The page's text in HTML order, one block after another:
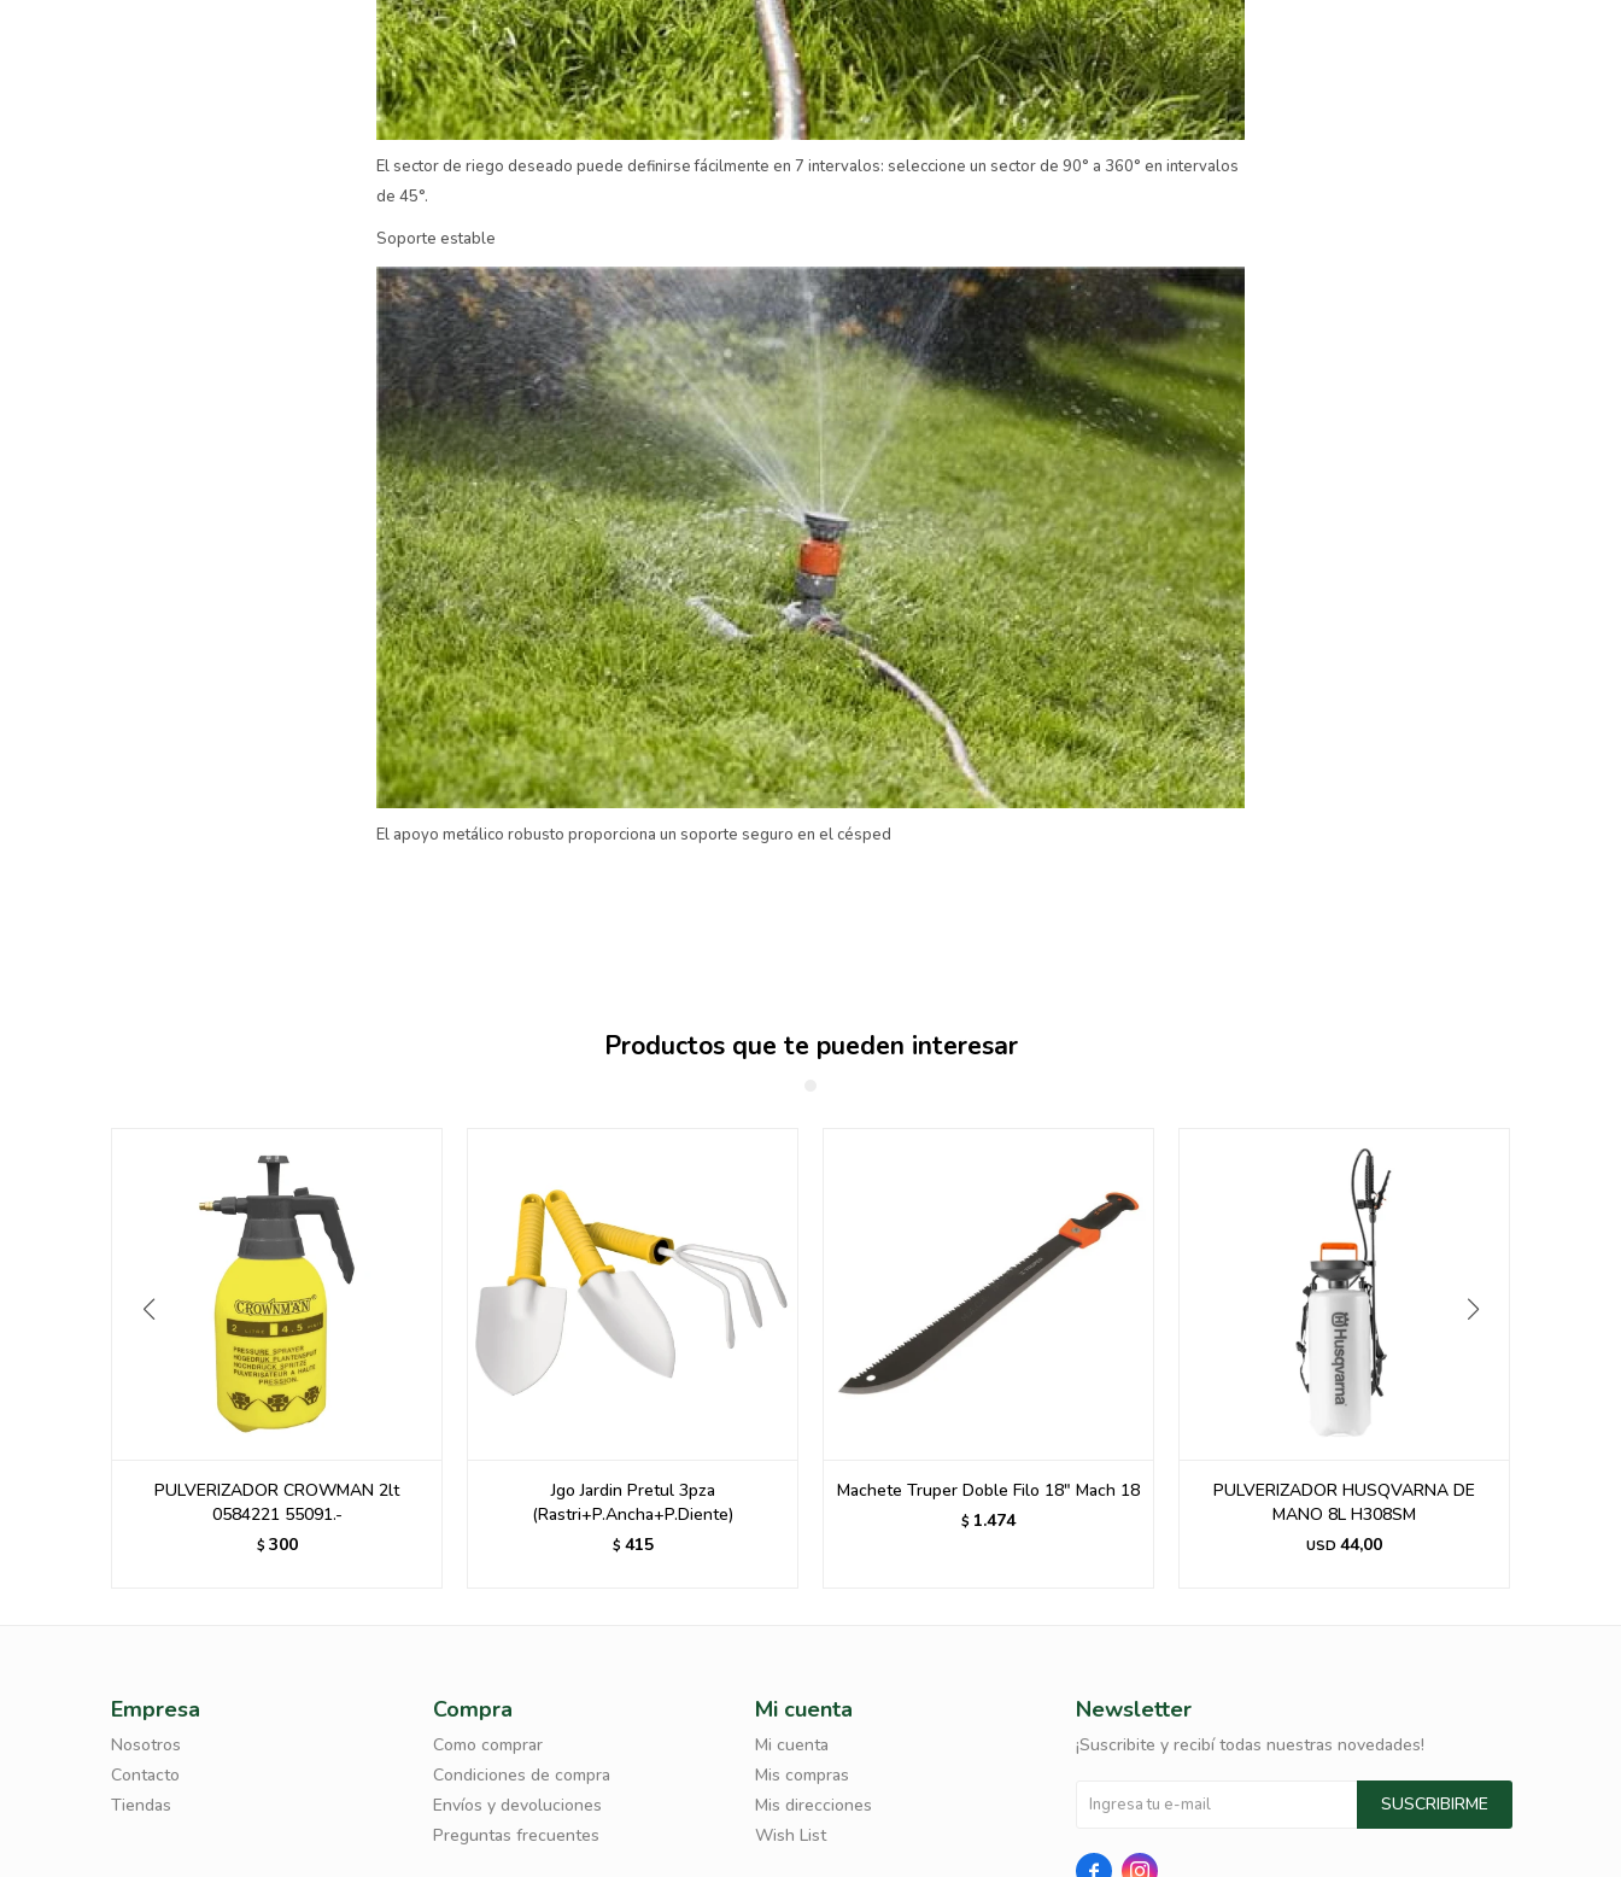
El sector de riego deseado puede definirse fácilmente en 7 intervalos: seleccione un sector de 90° a 360° en intervalos
de 45°.
Soporte estable
El apoyo metálico robusto proporciona un soporte seguro en el césped
Productos que te pueden interesar
PULVERIZADOR CROWMAN 2lt
0584221 55091.-
$ 300
Jgo Jardin Pretul 3pza
(Rastri+P.Ancha+P.Diente)
$ 415
Machete Truper Doble Filo 18" Mach 18
$ 1.474
PULVERIZADOR HUSQVARNA DE
MANO 8L H308SM
USD 44,00
Empresa
Nosotros
Contacto
Tiendas
Compra
Como comprar
Condiciones de compra
Envíos y devoluciones
Preguntas frecuentes
Mi cuenta
Mi cuenta
Mis compras
Mis direcciones
Wish List
Newsletter
¡Suscribite y recibí todas nuestras novedades!
SUSCRIBIRME
 